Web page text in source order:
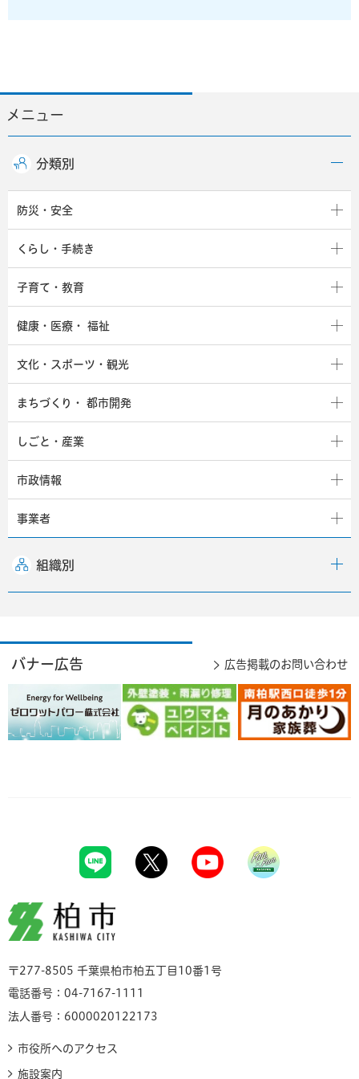
メニュー
分類別
防災・安全
くらし・手続き
子育て・教育
健康・医療・ 福祉
文化・スポーツ・観光
まちづくり・ 都市開発
しごと・産業
市政情報
事業者
組織別
バナー広告 広告掲載のお問い合わせ
柏市
〒277-8505 千葉県柏市柏五丁目10番1号
電話番号：04-7167-1111
法人番号：6000020122173
市役所へのアクセス
施設案内